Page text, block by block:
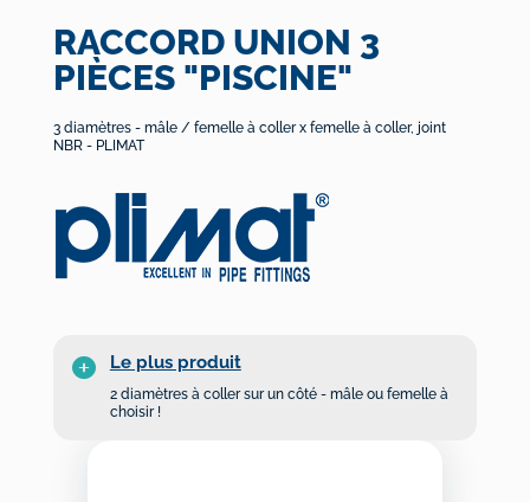
RACCORD UNION 3
PIÈCES "PISCINE"
3 diamètres - mâle / femelle à coller x femelle à coller, joint
NBR - PLIMAT
Le plus produit
2 diamètres à coller sur un côté - mâle ou femelle à
choisir !